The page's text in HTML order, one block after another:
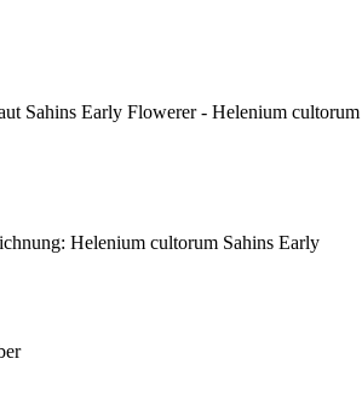
Sahins Early Flowerer - Helenium cultorum
Helenium cultorum Sahins Early